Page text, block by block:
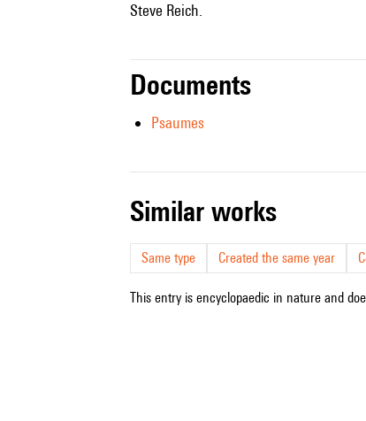
Steve Reich.
Documents
Psaumes
similar works
Same type Created the same year
This entry is encyclopaedic in nature and